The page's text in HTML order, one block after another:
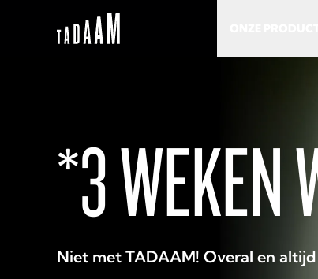
*3 WEKEN
Niet met TADAAM! Overal en